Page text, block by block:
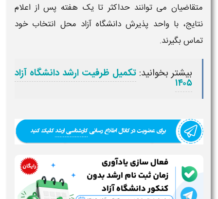
متقاضیان می‌ توانند حداکثر تا یک هفته پس از اعلام
نتایج، با واحد پذیرش دانشگاه آزاد محل انتخاب خود
تماس بگیرند.
بیشتر بخوانید: تکمیل ظرفیت ارشد دانشگاه آزاد
۱۴۰۵